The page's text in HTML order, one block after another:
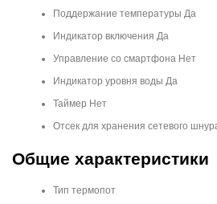
Поддержание температуры Да
Индикатор включения Да
Управление со смартфона Нет
Индикатор уровня воды Да
Таймер Нет
Отсек для хранения сетевого
Общие характеристики
Тип термопот